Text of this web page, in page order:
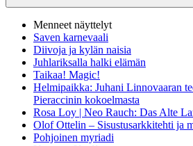
Menneet näyttelyt
Saven karnevaali
Diivoja ja kylän naisia
Juhlariksalla halki elämän
Taikaa! Magic!
Helmipaikka: Juhani Linnovaaran
Pieraccinin kokoelmasta
Rosa Loy | Neo Rauch: Das Alte
Olof Ottelin – Sisustusarkkitehti ja
Pohjoinen myriadi